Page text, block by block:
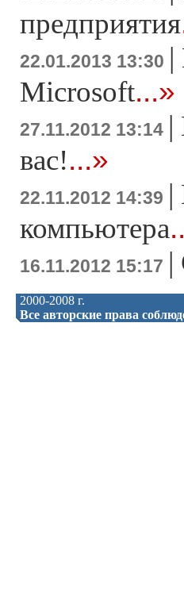
предприятия
22.01.2013 13:30 |
Microsoft...»
27.11.2012 13:14 |
вас!...»
22.11.2012 14:39 |
компьютера
16.11.2012 15:17 |
2000-2008 г.
Все авторские права